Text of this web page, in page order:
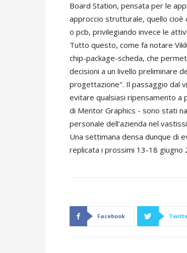
Board Station, pensata per le
approccio strutturale, quello cioè
o pcb, privilegiando invece le
Tutto questo, come fa notare
chip-package-scheda, che
decisioni a un livello preliminare
progettazione". Il passaggio dal
evitare qualsiasi ripensamento
di Mentor Graphics - sono stati
personale dell'azienda nel
Una settimana densa dunque di
replicata i prossimi 13-18 giugno
Facebook